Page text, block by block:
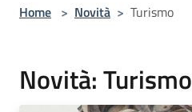
Home > Novità > Turismo
Novità: Turismo